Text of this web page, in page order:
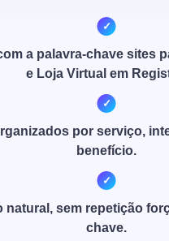
a palavra-chave sites
e Loja Virtual em
por serviço,
benefício.
natural, sem repetição
chave.